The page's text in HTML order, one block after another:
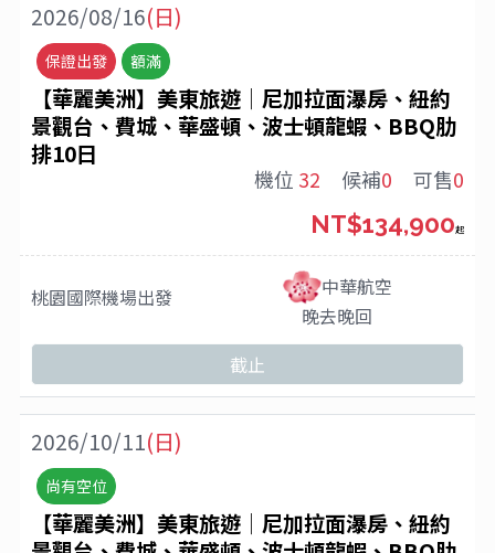
2026/08/16(日)
保證出發 額滿
【華麗美洲】美東旅遊│尼加拉面瀑房、紐約
景觀台、費城、華盛頓、波士頓龍蝦、BBQ肋
排10日
機位 32 候補0 可售0
桃園國際機場出發
中華航空
晚去晚回
NT$134,900起
截止
2026/10/11(日)
尚有空位
【華麗美洲】美東旅遊│尼加拉面瀑房、紐約